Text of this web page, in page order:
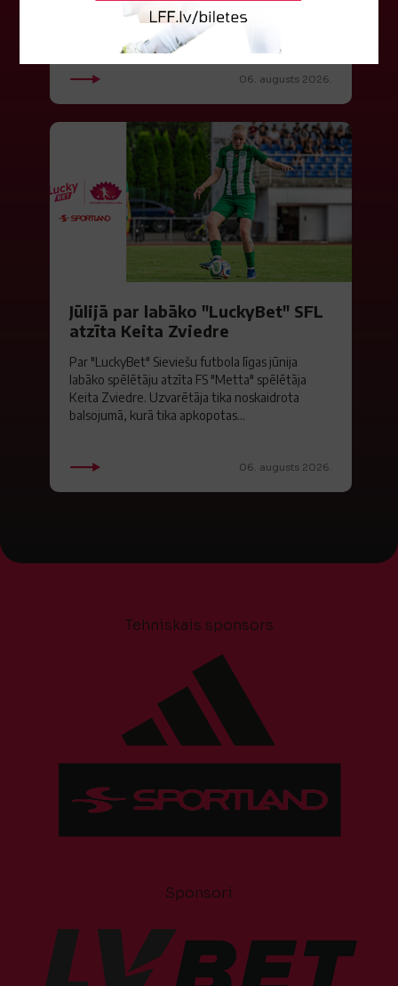
aizvadīja divi Latvijas klubi. FC RFS izbraukumā ar
0:2 zaudēja Čehijas "Jablonec"...
06. augusts 2026.
Jūlijā par labāko "LuckyBet" SFL
atzīta Keita Zviedre
Par "LuckyBet" Sieviešu futbola līgas jūnija
labāko spēlētāju atzīta FS "Metta" spēlētāja
Keita Zviedre. Uzvarētāja tika noskaidrota
balsojumā, kurā tika apkopotas...
06. augusts 2026.
Tehniskais sponsors
Sponsori